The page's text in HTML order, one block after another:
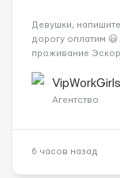
Девушки,
дорогу оплатим
проживание
деньги очень
VipWorkGirls
Агентство
6 часов назад